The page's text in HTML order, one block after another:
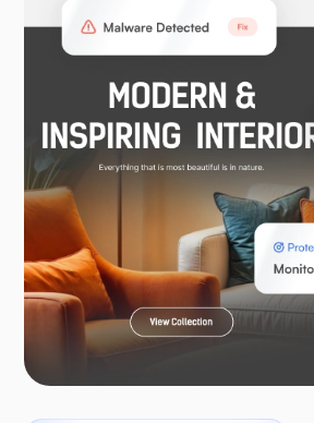
WooCommerce
Ларавел